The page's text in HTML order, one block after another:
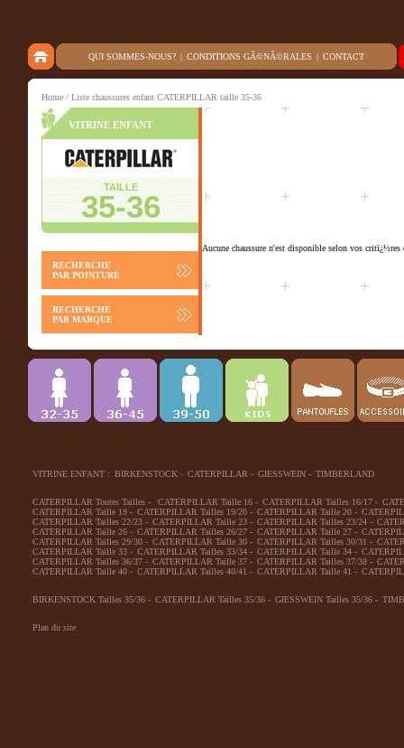
QUI SOMMES-NOUS? | CONDITIONS GÃ©NÃ©RALES | CONTACT
Home / Liste chaussures enfant CATERPILLAR taille 35-36
VITRINE ENFANT
TAILLE
35-36
RECHERCHE
PAR POINTURE
RECHERCHE
PAR MARQUE
Aucune chaussure n'est disponible selon vos critï¿½res
VITRINE ENFANT : BIRKENSTOCK - CATERPILLAR - GIESSWEIN - TIMBERLAND
CATERPILLAR Toutes Tailles - CATERPILLAR Taille 16 - CATERPILLAR Tailles 16/17 -
CATERPILLAR Taille 19 - CATERPILLAR Tailles 19/20 - CATERPILLAR Taille 20 -
CATERPILLAR Tailles 22/23 - CATERPILLAR Taille 23 - CATERPILLAR Tailles 23/24 -
CATERPILLAR Taille 26 - CATERPILLAR Tailles 26/27 - CATERPILLAR Taille 27 -
CATERPILLAR Tailles 29/30 - CATERPILLAR Taille 30 - CATERPILLAR Tailles 30/31 -
CATERPILLAR Taille 33 - CATERPILLAR Tailles 33/34 - CATERPILLAR Taille 34 -
CATERPILLAR Tailles 36/37 - CATERPILLAR Taille 37 - CATERPILLAR Tailles 37/38 -
CATERPILLAR Taille 40 - CATERPILLAR Tailles 40/41 - CATERPILLAR Taille 41 -
BIRKENSTOCK Tailles 35/36 - CATERPILLAR Tailles 35/36 - GIESSWEIN Tailles 35/36 -
Plan du site